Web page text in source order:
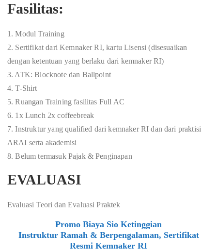
Fasilitas:
1. Modul Training
2. Sertifikat dari Kemnaker RI, kartu Lisensi (disesuaikan
dengan ketentuan yang berlaku dari kemnaker RI)
3. ATK: Blocknote dan Ballpoint
4. T-Shirt
5. Ruangan Training fasilitas Full AC
6. 1x Lunch 2x coffeebreak
7. Instruktur yang qualified dari kemnaker RI dan dari praktisi
ARAI serta akademisi
8. Belum termasuk Pajak & Penginapan
EVALUASI
Evaluasi Teori dan Evaluasi Praktek
Promo Biaya Sio Ketinggian
Instruktur Ramah & Berpengalaman, Sertifikat
Resmi Kemnaker RI